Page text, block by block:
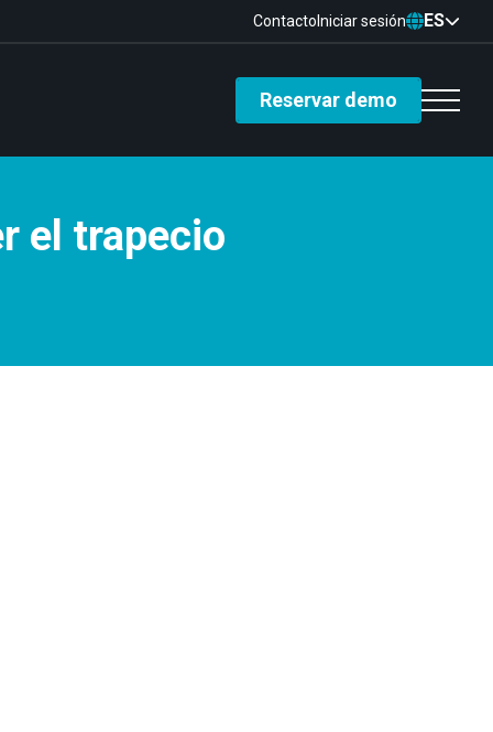
Contacto Iniciar sesión ES
Reservar demo
el trapecio